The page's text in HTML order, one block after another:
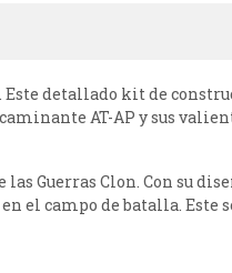
Este detallado kit de
AT-AP y sus
Guerras Clon. Con su
el campo de batalla. Este